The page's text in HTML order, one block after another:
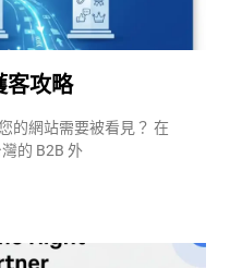
客攻略
的網站需要被看見？ 在
的 B2B 外